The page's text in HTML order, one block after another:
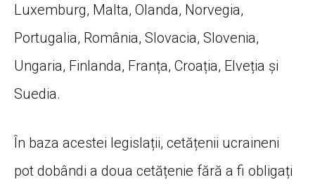
Luxemburg, Malta, Olanda, Norvegia,
Portugalia, România, Slovacia, Slovenia,
Ungaria, Finlanda, Franța, Croația, Elveția și
Suedia.
În baza acestei legislații, cetățenii ucraineni
pot dobândi a doua cetățenie fără a fi obligați